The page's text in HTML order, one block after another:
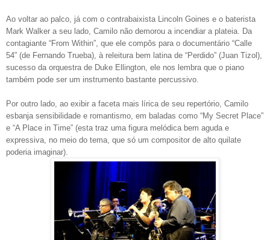
Ao voltar ao palco, já com o contrabaixista Lincoln Goines e o baterista
Mark Walker a seu lado, Camilo não demorou a incendiar a plateia. Da
contagiante “From Within”, que ele compôs para o documentário “Calle
54” (de Fernando Trueba), à releitura bem latina de “Perdido” (Juan Tizol),
sucesso da orquestra de Duke Ellington, ele nos lembra que o piano
também pode ser um instrumento bastante percussivo.
Por outro lado, ao exibir a faceta mais lírica de seu repertório, Camilo
esbanja sensibilidade e romantismo, em baladas como “My Secret Place”
e “A Place in Time” (esta traz uma figura melódica bem aguda e
expressiva, no meio do tema, que só um compositor de alto quilate
poderia imaginar).